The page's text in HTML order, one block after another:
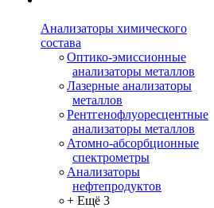
Анализаторы химического
состава
Оптико-эмиссионные
анализаторы металлов
Лазерные анализаторы
металлов
Рентгенофлуоресцентные
анализаторы металлов
Атомно-абсорбционные
спектрометры
Анализаторы
нефтепродуктов
+ Ещё 3